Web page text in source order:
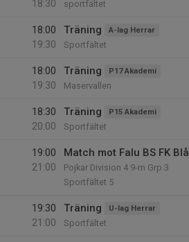
18:30
sportfältet
18:00
19:30
Träning A-lag Herrar
Sportfältet
18:00
19:30
Träning P17 Akademi
Maservallen
18:30
20:00
Träning P15 Akademi
Sportfältet
19:00
21:00
Match mot Falu BS FK Blå
Pojkar Division 4 9-m Grp.3
Sportfältet 5
19:30
21:00
Träning U-lag Herrar
Sportfältet